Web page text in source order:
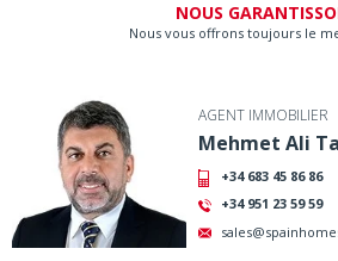
NOUS
Nous vous offrons toujours le
AGENT IMMOBILIER
Mehmet Ali
+34 683 45 86 86
+34 951 23 59 59